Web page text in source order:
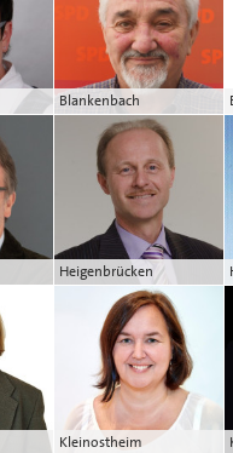
Blankenbach
Heigenbrücken
Kleinostheim